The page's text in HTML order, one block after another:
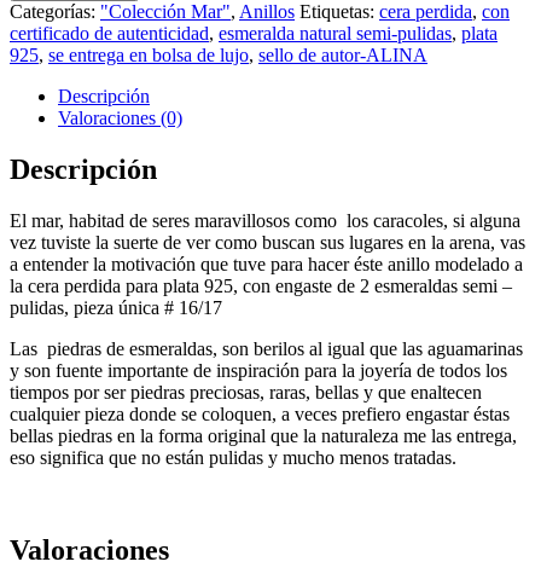
Categorías: "Colección Mar", Anillos Etiquetas: cera perdida, con
certificado de autenticidad, esmeralda natural semi-pulidas, plata
925, se entrega en bolsa de lujo, sello de autor-ALINA
Descripción
Valoraciones (0)
Descripción
El mar, habitad de seres maravillosos como los caracoles, si alguna
vez tuviste la suerte de ver como buscan sus lugares en la arena, vas
a entender la motivación que tuve para hacer éste anillo modelado a
la cera perdida para plata 925, con engaste de 2 esmeraldas semi –
pulidas, pieza única # 16/17
Las piedras de esmeraldas, son berilos al igual que las aguamarinas
y son fuente importante de inspiración para la joyería de todos los
tiempos por ser piedras preciosas, raras, bellas y que enaltecen
cualquier pieza donde se coloquen, a veces prefiero engastar éstas
bellas piedras en la forma original que la naturaleza me las entrega,
eso significa que no están pulidas y mucho menos tratadas.
Valoraciones